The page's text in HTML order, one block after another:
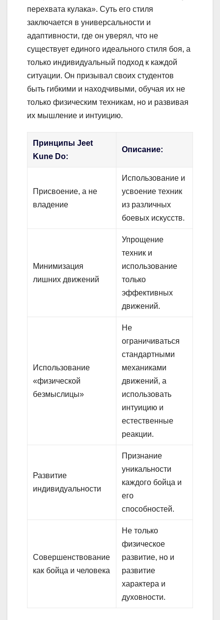
перехвата кулака». Суть его стиля
заключается в универсальности и
адаптивности, где он уверял, что не
существует единого идеального стиля боя, а
только индивидуальный подход к каждой
ситуации. Он призывал своих студентов
быть гибкими и находчивыми, обучая их не
только физическим техникам, но и развивая
их мышление и интуицию.
Принципы Jeet
Kune Do:
Описание:
Присвоение, а не
владение
Использование и
усвоение техник
из различных
боевых искусств.
Минимизация
лишних движений
Упрощение
техник и
использование
только
эффективных
движений.
Использование
«физической
безмыслицы»
Не
ограничиваться
стандартными
механиками
движений, а
использовать
интуицию и
естественные
реакции.
Развитие
индивидуальности
Признание
уникальности
каждого бойца и
его
способностей.
Совершенствование
как бойца и человека
Не только
физическое
развитие, но и
развитие
характера и
духовности.